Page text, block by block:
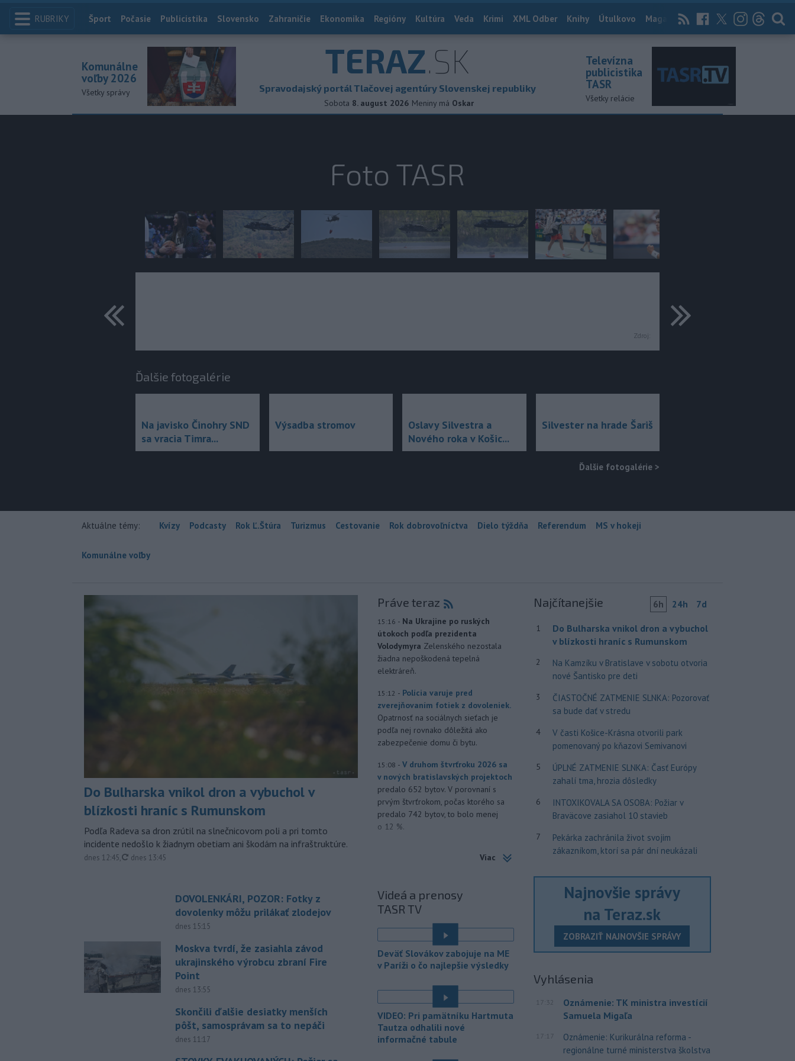
RUBRIKY Index
Šport Počasie Publicistika Slovensko Zahraničie Ekonomika Regióny Kultúra Veda Krimi XML Odber Knihy Útulkovo Magazín News Now Archív
TERAZ.SK
Spravodajský portál Tlačovej agentúry Slovenskej republiky
Sobota 8. august 2026 Meniny má Oskar
Komunálne
voľby 2026
Všetky správy
Televízna
publicistika
TASR
Všetky relácie
Foto TASR
Zdroj:
predchádzajúce ďalšie
Ďalšie fotogalérie
Na javisko Činohry SND
sa vracia Timra...
Výsadba stromov
Oslavy Silvestra a
Nového roka v Košic...
Silvester na hrade Šariš
Ďalšie fotogalérie >
Aktuálne témy: Kvízy Podcasty Rok Ľ.Štúra Turizmus Cestovanie Rok dobrovoľníctva Dielo týždňa Referendum MS v hokeji
Komunálne voľby
Do Bulharska vnikol dron a vybuchol v
blízkosti hraníc s Rumunskom
Podľa Radeva sa dron zrútil na slnečnicovom poli a pri tomto
incidente nedošlo k žiadnym obetiam ani škodám na infraštruktúre.
dnes 12:45, aktualizované
dnes 13:45
DOVOLENKÁRI, POZOR: Fotky z
dovolenky môžu prilákať zlodejov
dnes 15:15
Moskva tvrdí, že zasiahla závod
ukrajinského výrobcu zbraní Fire
Point
dnes 13:55
Skončili ďalšie desiatky menších
pôšt, samosprávam sa to nepáči
dnes 11:17
Práve teraz
15:16 - Na Ukrajine po ruských
útokoch podľa prezidenta
Volodymyra Zelenského nezostala
žiadna nepoškodená tepelná
elektráreň.
15:12 - Polícia varuje pred
zverejňovaním fotiek z dovoleniek.
Opatrnosť na sociálnych sieťach je
podľa nej rovnako dôležitá ako
zabezpečenie domu či bytu.
15:08 - V druhom štvrťroku 2026 sa
v nových bratislavských projektoch
predalo 652 bytov. V porovnaní s
prvým štvrťrokom, počas ktorého sa
predalo 742 bytov, to bolo menej
o 12 %.
viac ako 200 ľudí, medzi nimi aj
jazera na severe Talianska, uviedli v
sobotu hasiči.
Nad vojenskou základňou na
západe Nemecka vo štvrtok
neskoro večer spozorovali dva drony,
oznámil v sobotu hovorca nemeckých
incidentu došlo po tom, čo v noci na
stredu objavili dron vybavený
výbušninou na letisku Lipsko/Halle.
13:42 - Parlamentná frakcia
Viac
Videá a prenosy
TASR TV
Deväť Slovákov zabojuje na ME
v Paríži o čo najlepšie výsledky
VIDEO: Pri pamätníku Hartmuta
Tautza odhalili nové
informačné tabule
Najčítanejšie 6h 24h 7d
1
Do Bulharska vnikol dron a vybuchol
v blízkosti hraníc s Rumunskom
2
Na Kamzíku v Bratislave v sobotu otvoria
nové Šantisko pre deti
3
ČIASTOČNÉ ZATMENIE SLNKA: Pozorovať
sa bude dať v stredu
4
V časti Košice-Krásna otvorili park
pomenovaný po kňazovi Semivanovi
5
ÚPLNÉ ZATMENIE SLNKA: Časť Európy
zahalí tma, hrozia dôsledky
6
INTOXIKOVALA SA OSOBA: Požiar v
Braväcove zasiahol 10 stavieb
7
Pekárka zachránila život svojim
zákazníkom, ktorí sa pár dní neukázali
Najnovšie správy
na Teraz.sk
ZOBRAZIŤ NAJNOVŠIE SPRÁVY
Vyhlásenia
17:32
Oznámenie: TK ministra investícií
Samuela Migaľa
17:17
Oznámenie: Kurikurálna reforma -
regionálne turné ministerstva školstva